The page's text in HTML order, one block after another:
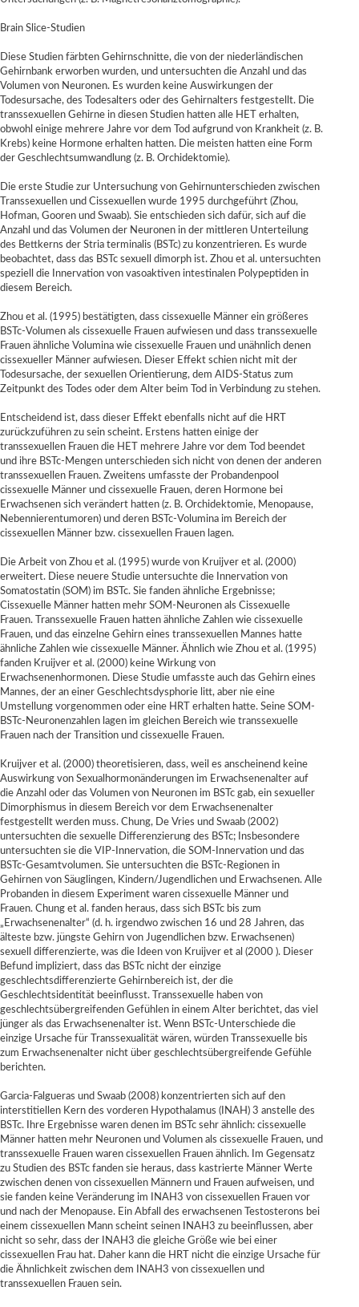
Brain Slice-Studien
Diese Studien färbten Gehirnschnitte, die von der niederländischen
Gehirnbank erworben wurden, und untersuchten die Anzahl und das
Volumen von Neuronen. Es wurden keine Auswirkungen der
Todesursache, des Todesalters oder des Gehirnalters festgestellt. Die
transsexuellen Gehirne in diesen Studien hatten alle HET erhalten,
obwohl einige mehrere Jahre vor dem Tod aufgrund von Krankheit (z. B.
Krebs) keine Hormone erhalten hatten. Die meisten hatten eine Form
der Geschlechtsumwandlung (z. B. Orchidektomie).
Die erste Studie zur Untersuchung von Gehirnunterschieden zwischen
Transsexuellen und Cissexuellen wurde 1995 durchgeführt (Zhou,
Hofman, Gooren und Swaab). Sie entschieden sich dafür, sich auf die
Anzahl und das Volumen der Neuronen in der mittleren Unterteilung
des Bettkerns der Stria terminalis (BSTc) zu konzentrieren. Es wurde
beobachtet, dass das BSTc sexuell dimorph ist. Zhou et al. untersuchten
speziell die Innervation von vasoaktiven intestinalen Polypeptiden in
diesem Bereich.
Zhou et al. (1995) bestätigten, dass cissexuelle Männer ein größeres
BSTc-Volumen als cissexuelle Frauen aufwiesen und dass transsexuelle
Frauen ähnliche Volumina wie cissexuelle Frauen und unähnlich denen
cissexueller Männer aufwiesen. Dieser Effekt schien nicht mit der
Todesursache, der sexuellen Orientierung, dem AIDS-Status zum
Zeitpunkt des Todes oder dem Alter beim Tod in Verbindung zu stehen.
Entscheidend ist, dass dieser Effekt ebenfalls nicht auf die HRT
zurückzuführen zu sein scheint. Erstens hatten einige der
transsexuellen Frauen die HET mehrere Jahre vor dem Tod beendet
und ihre BSTc-Mengen unterschieden sich nicht von denen der anderen
transsexuellen Frauen. Zweitens umfasste der Probandenpool
cissexuelle Männer und cissexuelle Frauen, deren Hormone bei
Erwachsenen sich verändert hatten (z. B. Orchidektomie, Menopause,
Nebennierentumoren) und deren BSTc-Volumina im Bereich der
cissexuellen Männer bzw. cissexuellen Frauen lagen.
Die Arbeit von Zhou et al. (1995) wurde von Kruijver et al. (2000)
erweitert. Diese neuere Studie untersuchte die Innervation von
Somatostatin (SOM) im BSTc. Sie fanden ähnliche Ergebnisse;
Cissexuelle Männer hatten mehr SOM-Neuronen als Cissexuelle
Frauen. Transsexuelle Frauen hatten ähnliche Zahlen wie cissexuelle
Frauen, und das einzelne Gehirn eines transsexuellen Mannes hatte
ähnliche Zahlen wie cissexuelle Männer. Ähnlich wie Zhou et al. (1995)
fanden Kruijver et al. (2000) keine Wirkung von
Erwachsenenhormonen. Diese Studie umfasste auch das Gehirn eines
Mannes, der an einer Geschlechtsdysphorie litt, aber nie eine
Umstellung vorgenommen oder eine HRT erhalten hatte. Seine SOM-
BSTc-Neuronenzahlen lagen im gleichen Bereich wie transsexuelle
Frauen nach der Transition und cissexuelle Frauen.
Kruijver et al. (2000) theoretisieren, dass, weil es anscheinend keine
Auswirkung von Sexualhormonänderungen im Erwachsenenalter auf
die Anzahl oder das Volumen von Neuronen im BSTc gab, ein sexueller
Dimorphismus in diesem Bereich vor dem Erwachsenenalter
festgestellt werden muss. Chung, De Vries und Swaab (2002)
untersuchten die sexuelle Differenzierung des BSTc; Insbesondere
untersuchten sie die VIP-Innervation, die SOM-Innervation und das
BSTc-Gesamtvolumen. Sie untersuchten die BSTc-Regionen in
Gehirnen von Säuglingen, Kindern/Jugendlichen und Erwachsenen. Alle
Probanden in diesem Experiment waren cissexuelle Männer und
Frauen. Chung et al. fanden heraus, dass sich BSTc bis zum
„Erwachsenenalter“ (d. h. irgendwo zwischen 16 und 28 Jahren, das
älteste bzw. jüngste Gehirn von Jugendlichen bzw. Erwachsenen)
sexuell differenzierte, was die Ideen von Kruijver et al (2000 ). Dieser
Befund impliziert, dass das BSTc nicht der einzige
geschlechtsdifferenzierte Gehirnbereich ist, der die
Geschlechtsidentität beeinflusst. Transsexuelle haben von
geschlechtsübergreifenden Gefühlen in einem Alter berichtet, das viel
jünger als das Erwachsenenalter ist. Wenn BSTc-Unterschiede die
einzige Ursache für Transsexualität wären, würden Transsexuelle bis
zum Erwachsenenalter nicht über geschlechtsübergreifende Gefühle
berichten.
Garcia-Falgueras und Swaab (2008) konzentrierten sich auf den
interstitiellen Kern des vorderen Hypothalamus (INAH) 3 anstelle des
BSTc. Ihre Ergebnisse waren denen im BSTc sehr ähnlich: cissexuelle
Männer hatten mehr Neuronen und Volumen als cissexuelle Frauen, und
transsexuelle Frauen waren cissexuellen Frauen ähnlich. Im Gegensatz
zu Studien des BSTc fanden sie heraus, dass kastrierte Männer Werte
zwischen denen von cissexuellen Männern und Frauen aufweisen, und
sie fanden keine Veränderung im INAH3 von cissexuellen Frauen vor
und nach der Menopause. Ein Abfall des erwachsenen Testosterons bei
einem cissexuellen Mann scheint seinen INAH3 zu beeinflussen, aber
nicht so sehr, dass der INAH3 die gleiche Größe wie bei einer
cissexuellen Frau hat. Daher kann die HRT nicht die einzige Ursache für
die Ähnlichkeit zwischen dem INAH3 von cissexuellen und
transsexuellen Frauen sein.